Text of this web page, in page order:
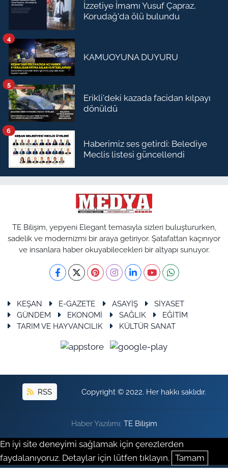
İzzetiye İmamı Yusuf Çapraz,
Korudağ'da ölü bulundu
KAMUOYUNA DUYURU
4
Erikli'deki kazada facidan kılpayı
dönüldü
5
Haberimiz ses getirdi: Belediye
Meclis listesi güncellendi
6
TE Bilişim, yepyeni Elegant temasıyla sizleri buluştururken,
sadelik ve modernizmi bir araya getiriyor. Şatafattan kaçınıyor
ve insanlara haber okuyabilecekleri bir altyapı sunuyor.
KEŞAN E-GAZETE ASAYİŞ
SİYASET
GÜNDEM
EKONOMİ SAĞLIK
EĞİTİM
TARIM VE HAYVANCILIK
KÜLTÜR SANAT
RSS Copyright © 2022. Her hakkı saklıdır.
Haber Yazılımı: TE Bilişim
En iyi site deneyimi sağlamak için çerezlerden
faydalanıyoruz. Detaylar için lütfen tıklayın. Tamam